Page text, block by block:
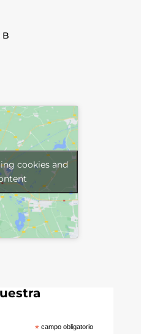
B
cookies and
* campo obligatorio